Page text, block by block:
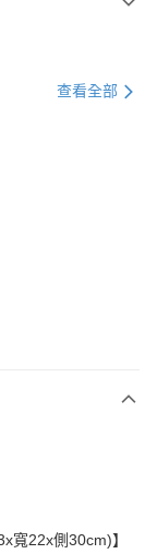
查看全部
寬22x側30cm)】